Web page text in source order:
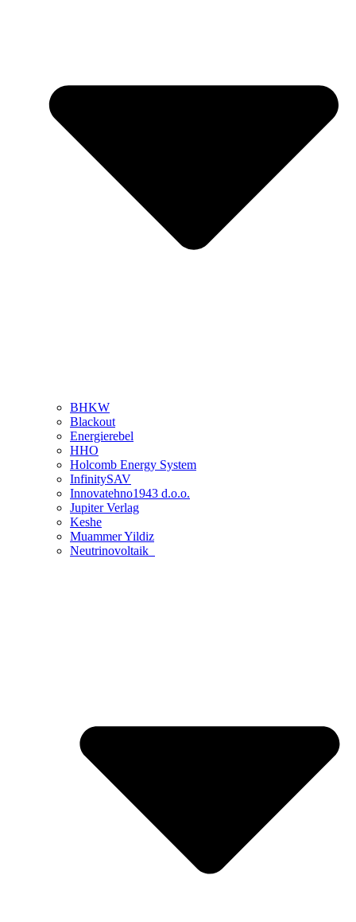
BHKW
Blackout
Energierebel
HHO
Holcomb Energy System
InfinitySAV
Innovatehno1943 d.o.o.
Jupiter Verlag
Keshe
Muammer Yildiz
Neutrinovoltaik